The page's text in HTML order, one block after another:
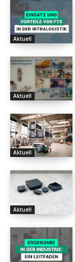
Aktuell
Aktuell
Aktuell
Aktuell